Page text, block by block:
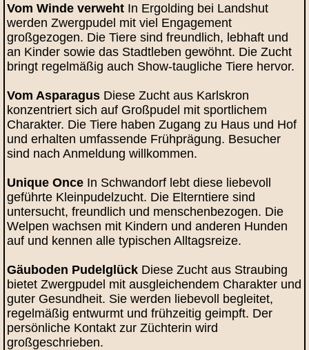
Vom Winde verweht In Ergolding bei Landshut
werden Zwergpudel mit viel Engagement
großgezogen. Die Tiere sind freundlich, lebhaft und
an Kinder sowie das Stadtleben gewöhnt. Die Zucht
bringt regelmäßig auch Show-taugliche Tiere hervor.
Vom Asparagus Diese Zucht aus Karlskron
konzentriert sich auf Großpudel mit sportlichem
Charakter. Die Tiere haben Zugang zu Haus und Hof
und erhalten umfassende Frühprägung. Besucher
sind nach Anmeldung willkommen.
Unique Once In Schwandorf lebt diese liebevoll
geführte Kleinpudelzucht. Die Elterntiere sind
untersucht, freundlich und menschenbezogen. Die
Welpen wachsen mit Kindern und anderen Hunden
auf und kennen alle typischen Alltagsreize.
Gäuboden Pudelglück Diese Zucht aus Straubing
bietet Zwergpudel mit ausgleichendem Charakter und
guter Gesundheit. Sie werden liebevoll begleitet,
regelmäßig entwurmt und frühzeitig geimpft. Der
persönliche Kontakt zur Züchterin wird
großgeschrieben.